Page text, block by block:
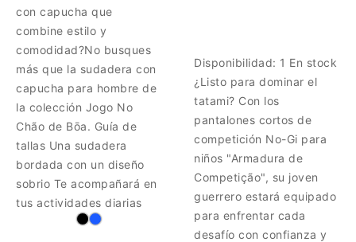
con capucha que
combine estilo y
comodidad?No busques
más que la sudadera con
capucha para hombre de
la colección Jogo No
Chão de Bōa. Guía de
tallas Una sudadera
bordada con un diseño
sobrio Te acompañará en
tus actividades diarias
Disponibilidad: 1 En stock
¿Listo para dominar el
tatami? Con los
pantalones cortos de
competición No-Gi para
niños "Armadura de
Competição", su joven
guerrero estará equipado
para enfrentar cada
desafío con confianza y